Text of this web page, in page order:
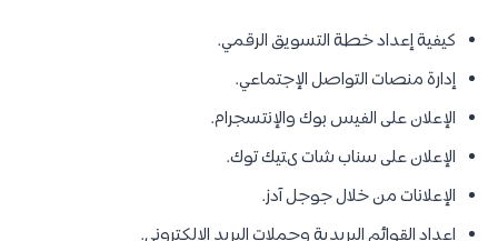
كيفية إعداد خطة التسويق الرقمي.
إدارة منصات التواصل الإجتماعي.
الإعلان على الفيس بوك والإنتسجرام.
الإعلان على سناب شات ىتيك توك.
الإعلانات من خلال جوجل آدز.